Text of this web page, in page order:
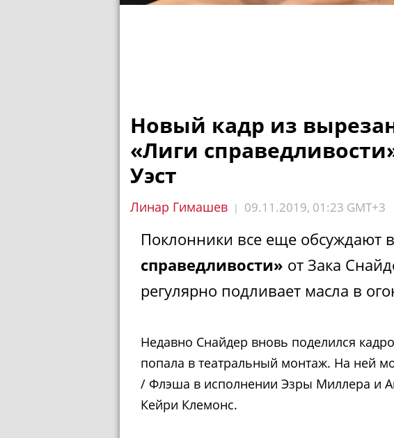
Новый кадр из
«Лиги
Уэст
Линар Гимашев | 09.11.2019, 01:23 GMT+3
Поклонники все еще обсуждают
справедливости» от Зака
регулярно подливает масла в
Недавно Снайдер вновь поделился
попала в театральный монтаж. На ней
/ Флэша в исполнении Эзры Миллера и
Кейри Клемонс.